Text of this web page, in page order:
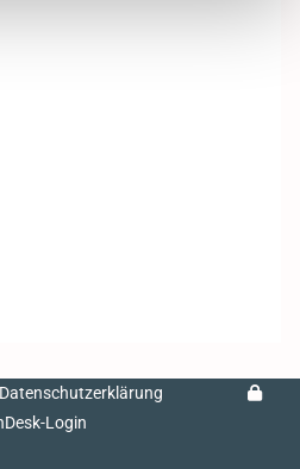
Datenschutzerklärung
Login